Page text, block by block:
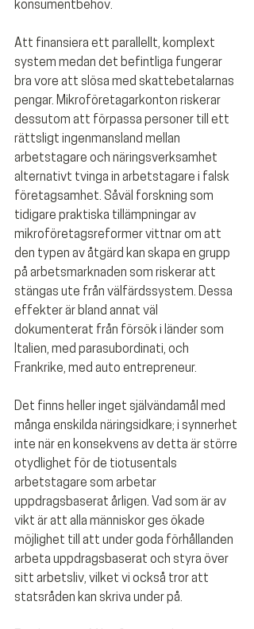
konsumentbehov.
Att finansiera ett parallellt, komplext
system medan det befintliga fungerar
bra vore att slösa med skattebetalarnas
pengar. Mikroföretagarkonton riskerar
dessutom att förpassa personer till ett
rättsligt ingenmansland mellan
arbetstagare och näringsverksamhet
alternativt tvinga in arbetstagare i falsk
företagsamhet. Såväl forskning som
tidigare praktiska tillämpningar av
mikroföretagsreformer vittnar om att
den typen av åtgärd kan skapa en grupp
på arbetsmarknaden som riskerar att
stängas ute från välfärdssystem. Dessa
effekter är bland annat väl
dokumenterat från försök i länder som
Italien, med parasubordinati, och
Frankrike, med auto entrepreneur.
Det finns heller inget självändamål med
många enskilda näringsidkare; i synnerhet
inte när en konsekvens av detta är större
otydlighet för de tiotusentals
arbetstagare som arbetar
uppdragsbaserat årligen. Vad som är av
vikt är att alla människor ges ökade
möjlighet till att under goda förhållanden
arbeta uppdragsbaserat och styra över
sitt arbetsliv, vilket vi också tror att
statsråden kan skriva under på.